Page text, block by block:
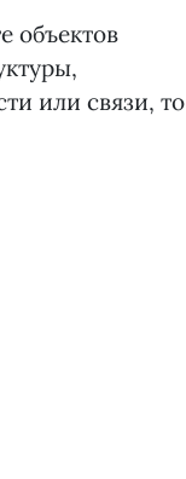
объектов
или связи, то